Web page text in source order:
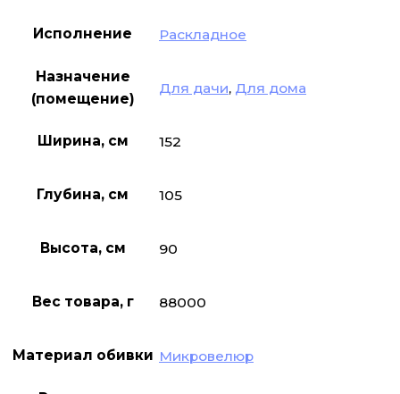
Исполнение Раскладное
Назначение
(помещение)
Для дачи, Для дома
Ширина, см 152
Глубина, см 105
Высота, см 90
Вес товара, г 88000
Материал обивки Микровелюр